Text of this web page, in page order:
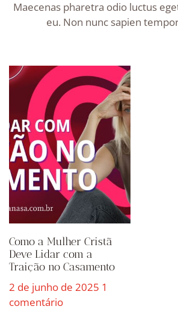
Maecenas pharetra odio luctus
eu. Non nunc sapien
Como a Mulher Cristã
Deve Lidar com a
Traição no Casamento
2 de junho de 2025 1
comentário